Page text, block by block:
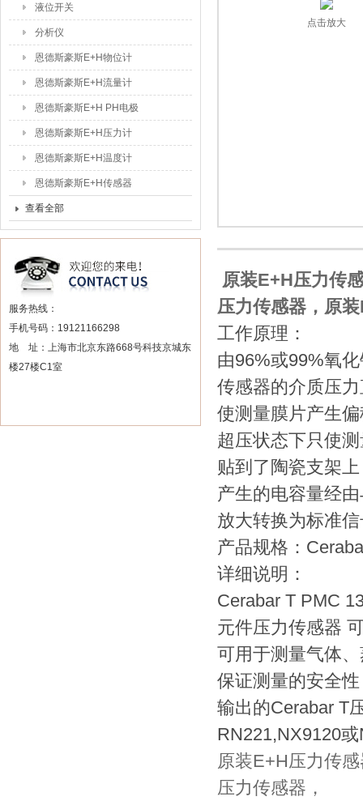
液位开关
分析仪
恩德斯豪斯E+H物位计
恩德斯豪斯E+H流量计
恩德斯豪斯E+H PH电极
恩德斯豪斯E+H压力计
恩德斯豪斯E+H温度计
恩德斯豪斯E+H传感器
查看全部
服务热线：
手机号码：19121166298
地 址：上海市北京东路668号科技京城东
楼27楼C1室
点击放大
原装E+H压力传
压力传感器，原
工作原理：
由96%或99%氧
传感器的介质压
使测量膜片产生
超压状态下只使
贴到了陶瓷支架
产生的电容量经
放大转换为标准
产品规格：
详细说明：
Cerabar T PMC
元件压力传感器
可用于测量气体
保证测量的安全
输出的Cerabar T
RN221,NX9120
原装E+H压力传
压力传感器，